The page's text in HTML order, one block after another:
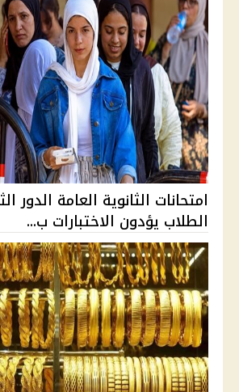
الطلاب يؤدون الاختبارات ب...